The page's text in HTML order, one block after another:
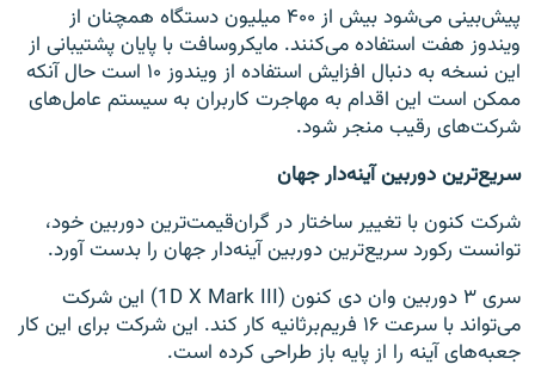
پیش‌بینی می‌شود بیش از ۴۰۰ میلیون دستگاه همچنان از
ویندوز هفت استفاده می‌کنند. مایکروسافت با پایان پشتیبانی از
این نسخه به دنبال افزایش استفاده از ویندوز ۱۰ است حال آنکه
ممکن است این اقدام به مهاجرت کاربران به سیستم عامل‌های
شرکت‌های رقیب منجر شود.
سریع‌ترین دوربین آينه‌دار جهان
شرکت کنون با تغییر ساختار در گران‌قیمت‌ترین دوربین خود،
توانست رکورد سریع‌ترین دوربین آینه‌دار جهان را بدست آورد.
سری ۳ دوربین وان دی کنون (1D X Mark III) این شرکت
می‌تواند با سرعت ۱۶ فریم‌برثانیه کار کند. این شرکت برای این کار
جعبه‌های آینه را از پایه باز طراحی کرده است.